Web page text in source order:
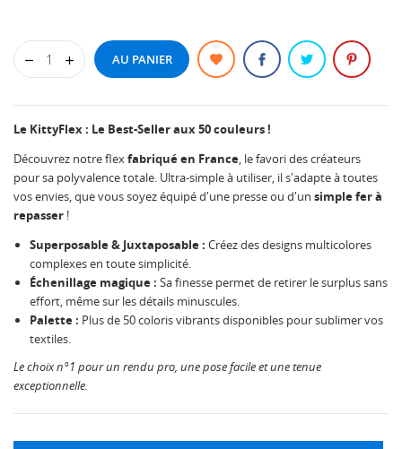
AU PANIER
Le KittyFlex : Le Best-Seller aux 50 couleurs !
Découvrez notre flexfabriqué en France, le favori des créateurs
pour sa polyvalence totale. Ultra-simple à utiliser, il s'adapte à toutes
vos envies, que vous soyez équipé d'une presse ou d'un simple fer à
repasser !
Superposable & Juxtaposable : Créez des designs multicolores
complexes en toute simplicité.
Échenillage magique : Sa finesse permet de retirer le surplus sans
effort, même sur les détails minuscules.
Palette : Plus de 50 coloris vibrants disponibles pour sublimer vos
textiles.
Le choix n°1 pour un rendu pro, une pose facile et une tenue
exceptionnelle.